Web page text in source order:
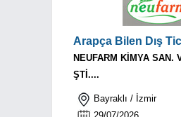
Arapça Bilen Dış
NEUFARM KİMYA SAN.
ŞTİ....
Bayraklı / İzmir